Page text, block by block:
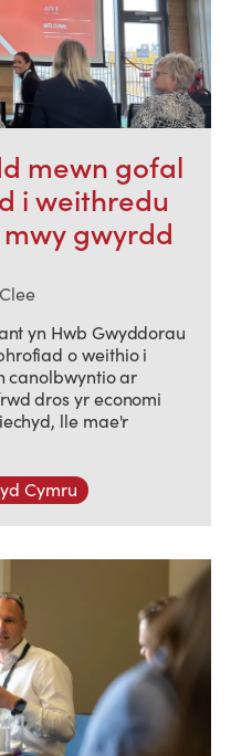
mewn gofal
i weithredu
gwyrdd
yn Hwb Gwyddorau
o weithio i
canolbwyntio ar
dros yr economi
lle mae'r
Cymru